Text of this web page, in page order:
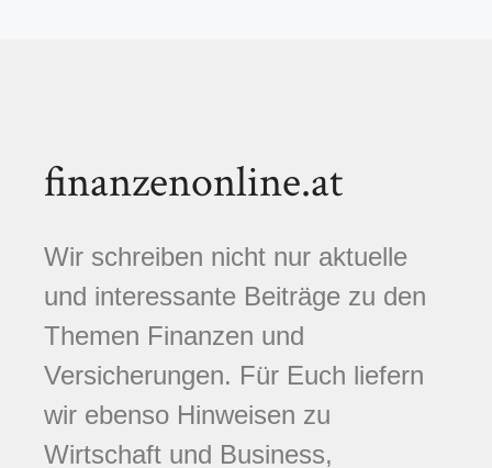
finanzenonline.at
Wir schreiben nicht nur aktuelle
und interessante Beiträge zu den
Themen Finanzen und
Versicherungen. Für Euch liefern
wir ebenso Hinweisen zu
Wirtschaft und Business,